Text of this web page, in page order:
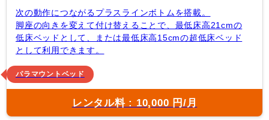
次の動作につながるプラスラインボトムを搭載。
脚座の向きを変えて付け替えることで、最低床高21cmの
低床ベッドとして、または最低床高15cmの超低床ベッド
として利用できます。
パラマウントベッド
レンタル料 : 10,000 円/月